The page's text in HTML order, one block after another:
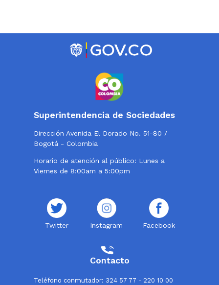
Superintendencia de Sociedades
Dirección Avenida El Dorado No. 51-80 /
Bogotá - Colombia
Horario de atención al público: Lunes a
Viernes de 8:00am a 5:00pm
Twitter Instagram Facebook
Contacto
Teléfono conmutador: 324 57 77 - 220 10 00